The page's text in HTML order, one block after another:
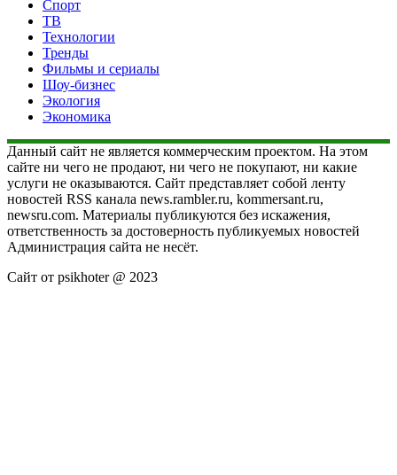
Спорт
ТВ
Технологии
Тренды
Фильмы и сериалы
Шоу-бизнес
Экология
Экономика
Данный сайт не является коммерческим проектом. На этом
сайте ни чего не продают, ни чего не покупают, ни какие
услуги не оказываются. Сайт представляет собой ленту
новостей RSS канала news.rambler.ru, kommersant.ru,
newsru.com. Материалы публикуются без искажения,
ответственность за достоверность публикуемых новостей
Администрация сайта не несёт.
Сайт от psikhoter @ 2023